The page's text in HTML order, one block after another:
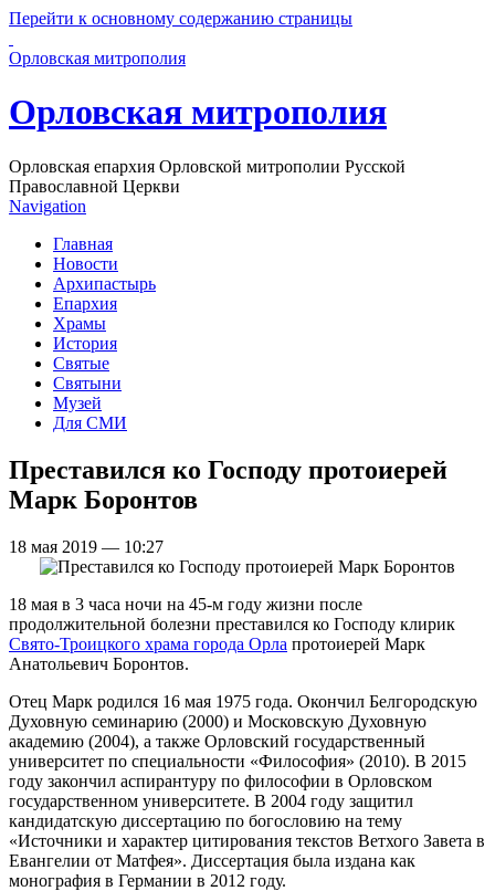
Перейти к основному содержанию страницы
Орловская митрополия
Орловская митрополия
Орловская епархия Орловской митрополии Русской
Православной Церкви
Navigation
Главная
Новости
Архипастырь
Епархия
Храмы
История
Святые
Святыни
Музей
Для СМИ
Преставился ко Господу протоиерей
Марк Боронтов
18 мая 2019 — 10:27
18 мая в 3 часа ночи на 45-м году жизни после
продолжительной болезни преставился ко Господу клирик
Свято-Троицкого храма города Орла протоиерей Марк
Анатольевич Боронтов.
Отец Марк родился 16 мая 1975 года. Окончил Белгородскую
Духовную семинарию (2000) и Московскую Духовную
академию (2004), а также Орловский государственный
университет по специальности «Философия» (2010). В 2015
году закончил аспирантуру по философии в Орловском
государственном университете. В 2004 году защитил
кандидатскую диссертацию по богословию на тему
«Источники и характер цитирования текстов Ветхого Завета в
Евангелии от Матфея». Диссертация была издана как
монография в Германии в 2012 году.